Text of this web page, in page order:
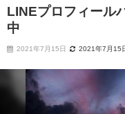
LINEプロフィール
中
2021年7月15日 2021年7月15